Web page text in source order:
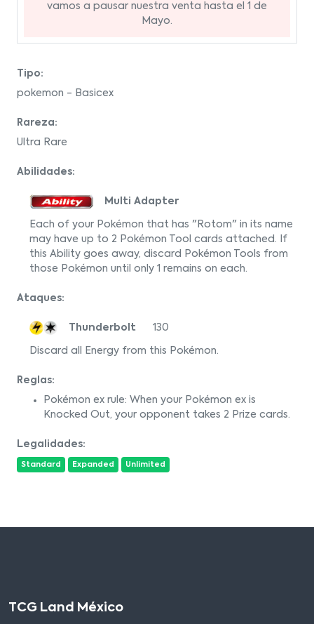
vamos a pausar nuestra venta hasta el 1 de
Mayo.
Tipo:
pokemon - Basicex
Rareza:
Ultra Rare
Abilidades:
Multi Adapter
Each of your Pokémon that has "Rotom" in its name
may have up to 2 Pokémon Tool cards attached. If
this Ability goes away, discard Pokémon Tools from
those Pokémon until only 1 remains on each.
Ataques:
Thunderbolt 130
Discard all Energy from this Pokémon.
Reglas:
Pokémon ex rule: When your Pokémon ex is
Knocked Out, your opponent takes 2 Prize cards.
Legalidades:
Standard Expanded Unlimited
TCG Land México